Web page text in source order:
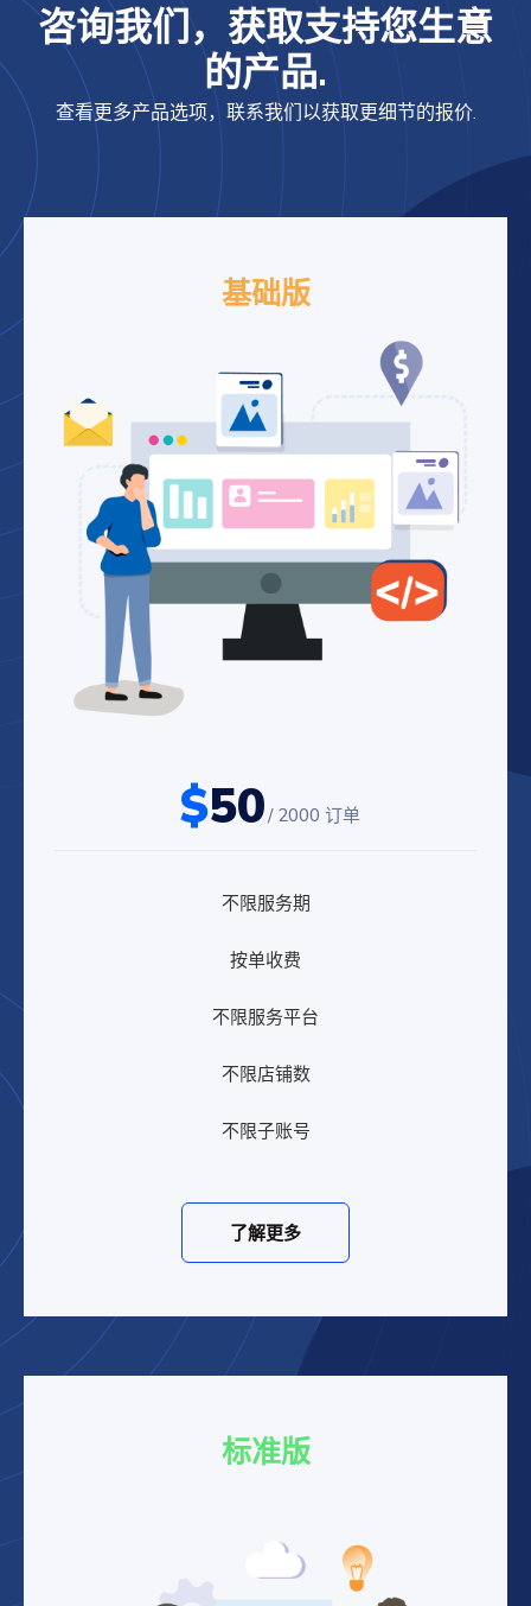
咨询我们，获取支持您生意
的产品.
查看更多产品选项，联系我们以获取更细节的报价.
基础版
$50/ 2000 订单
不限服务期
按单收费
不限服务平台
不限店铺数
不限子账号
了解更多
标准版